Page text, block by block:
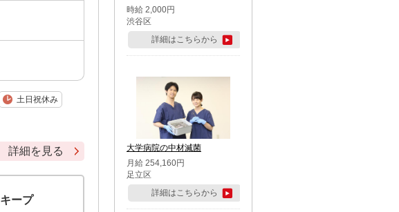
土日祝休み
詳細を見る
キープ
時給 2,000円
渋谷区
詳細はこちらから
大学病院の中材滅菌
月給 254,160円
足立区
詳細はこちらから